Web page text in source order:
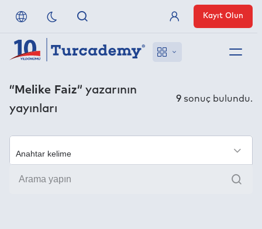
Referanslarımız
Uzaktan Erişim
Nasıl Erişirim
Üye Girişi
Kayıt Olun
“Melike Faiz” yazarının
yayınları
9 sonuç bulundu.
Ara